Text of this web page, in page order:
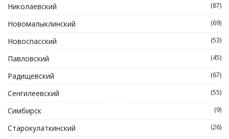
Николаевский (87)
Новомалыклинский (69)
Новоспасский (53)
Павловский (45)
Радищевский (67)
Сенгилеевский (55)
Симбирск (9)
Старокулаткинский (26)